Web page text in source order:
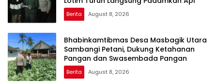
Berita August 8, 2026
Bhabinkamtibmas Desa Masbagik Utara
Sambangi Petani, Dukung Ketahanan
Pangan dan Swasembada Pangan
Berita August 8, 2026